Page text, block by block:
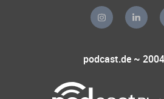
podcast.de ~